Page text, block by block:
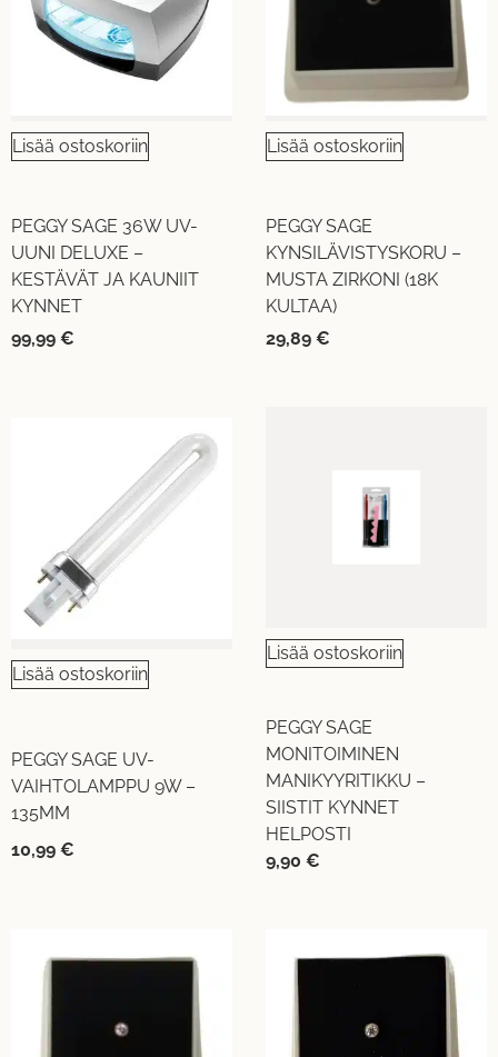
Lisää ostoskoriin
PEGGY SAGE 36W UV-
UUNI DELUXE –
KESTÄVÄT JA KAUNIIT
KYNNET
99,99 €
Lisää ostoskoriin
PEGGY SAGE
KYNSILÄVISTYSKORU –
MUSTA ZIRKONI (18K
KULTAA)
29,89 €
Lisää ostoskoriin
PEGGY SAGE UV-
VAIHTOLAMPPU 9W –
135MM
10,99 €
Lisää ostoskoriin
PEGGY SAGE
MONITOIMINEN
MANIKYYRITIKKU –
SIISTIT KYNNET
HELPOSTI
9,90 €